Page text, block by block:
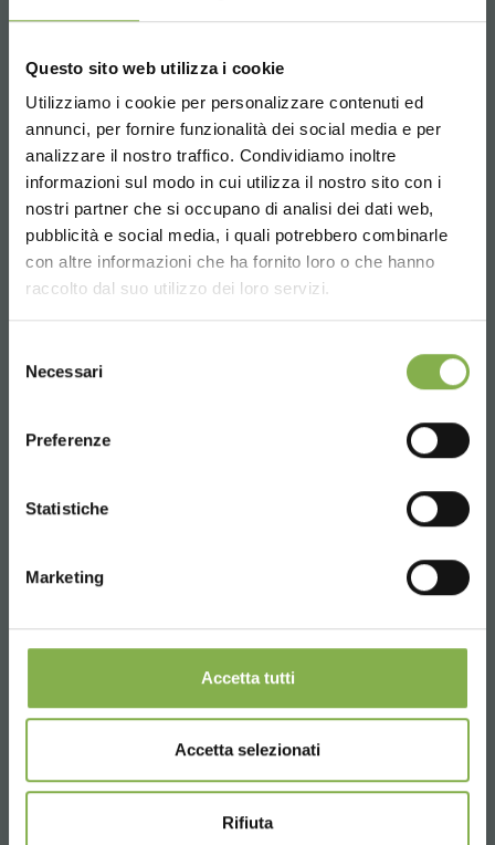
Questo sito web utilizza i cookie
Utilizziamo i cookie per personalizzare contenuti ed
annunci, per fornire funzionalità dei social media e per
analizzare il nostro traffico. Condividiamo inoltre
informazioni sul modo in cui utilizza il nostro sito con i
nostri partner che si occupano di analisi dei dati web,
pubblicità e social media, i quali potrebbero combinarle
con altre informazioni che ha fornito loro o che hanno
raccolto dal suo utilizzo dei loro servizi.
delNecessari
Preferenze
Statistiche
Marketing
Accetta tutti
Accetta selezionati
Rifiuta
Choose the country you are in and your
language for a better browsing experience
Phone
From monday to friday
14:00 - 18:30
+39 0376 960311
SERVICES
Customized projects for plant and flower sales
areas